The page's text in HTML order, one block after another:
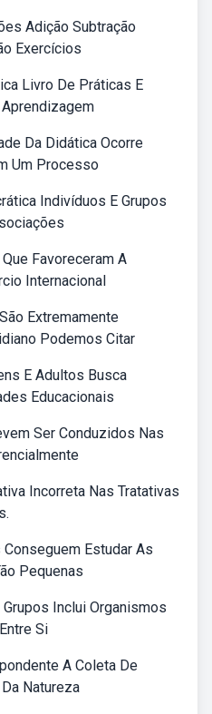
Adição Subtração
Exercícios
Livro De Práticas E
Da Didática Ocorre
Um Processo
Indivíduos E Grupos
Favoreceram A
Internacional
Extremamente
Podemos Citar
E Adultos Busca
Educacionais
Ser Conduzidos Nas
Incorreta Nas Tratativas
Estudar As
Pequenas
Inclui Organismos
Si
A Coleta De
Natureza